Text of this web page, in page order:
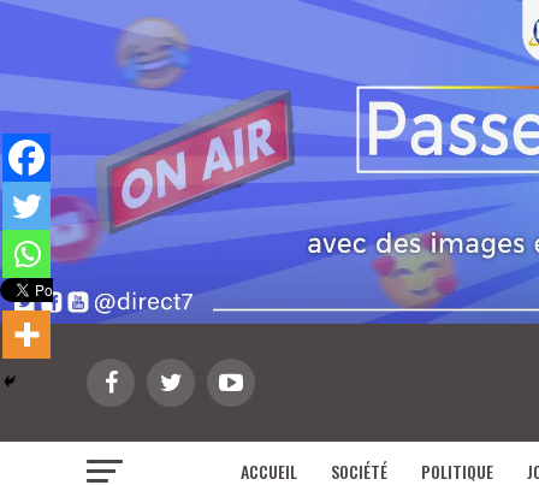
ACCUEIL SOCIÉTÉ POLITIQUE